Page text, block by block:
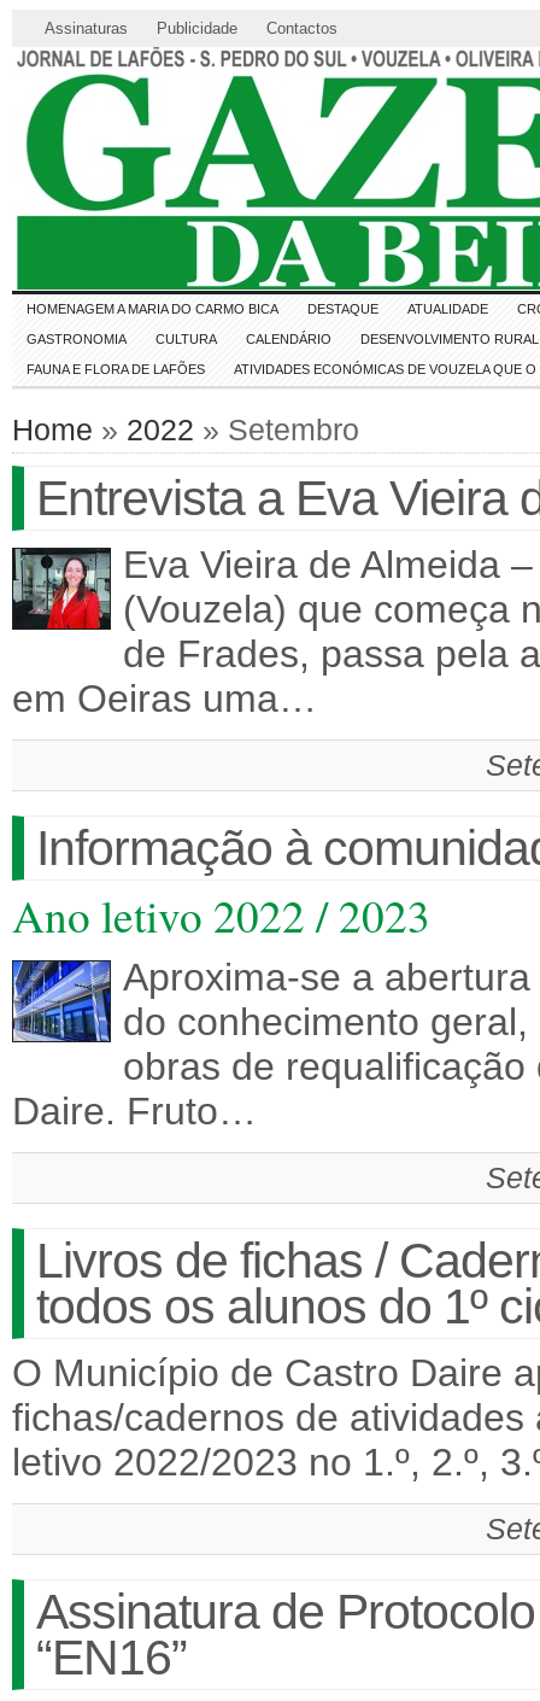
Assinaturas Publicidade Contactos
HOMENAGEM A MARIA DO CARMO BICA DESTAQUE ATUALIDADE
GASTRONOMIA CULTURA CALENDÁRIO DESENVOLVIMENTO RURAL
FAUNA E FLORA DE LAFÕES ATIVIDADES ECONÓMICAS DE VOUZELA QUE
Home » 2022 » Setembro
Entrevista a Eva Vieira
Eva Vieira de Almeida
(Vouzela) que começa
de Frades, passa pela
em Oeiras uma…
Informação à
Ano letivo 2022 / 2023
Aproxima-se a
do conhecimento
obras de
Daire. Fruto…
Livros de fichas /
todos os alunos do 1º
O Município de Castro Daire
fichas/cadernos de
letivo 2022/2023 no 1.º, 2.º,
Assinatura de
“EN16”